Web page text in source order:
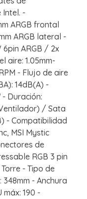
Intel. -
ARGB frontal
ARGB lateral -
6pin ARGB / 2x
aire: 1.05mm-
- Flujo de aire
14dB(A) -
- Duración:
/ Sata
- Compatibilidad
MSI Mystic
de
RGB 3 pin
- Tipo de
348mm - Anchura
máx: 190 -